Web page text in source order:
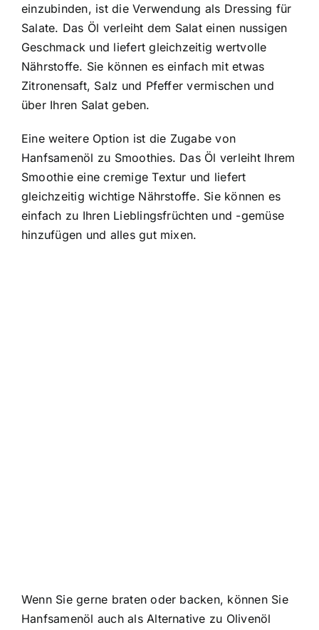
einzubinden, ist die Verwendung als Dressing für
Salate. Das Öl verleiht dem Salat einen nussigen
Geschmack und liefert gleichzeitig wertvolle
Nährstoffe. Sie können es einfach mit etwas
Zitronensaft, Salz und Pfeffer vermischen und
über Ihren Salat geben.
Eine weitere Option ist die Zugabe von
Hanfsamenöl zu Smoothies. Das Öl verleiht Ihrem
Smoothie eine cremige Textur und liefert
gleichzeitig wichtige Nährstoffe. Sie können es
einfach zu Ihren Lieblingsfrüchten und -gemüse
hinzufügen und alles gut mixen.
Wenn Sie gerne braten oder backen, können Sie
Hanfsamenöl auch als Alternative zu Olivenöl